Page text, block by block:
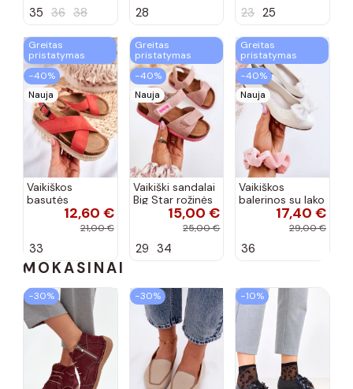
spalvos
35 36 38 28 23 25
Greitas
pristatymas
−40%
Nauja
Vaikiškos
basutės
koralinės12,60 €
21,00 €
33
Greitas
pristatymas
−40%
Nauja
Vaikiški sandalai
Big Star rožinės
spalvos15,00 €
25,00 €
29 34
Greitas
pristatymas
−40%
Nauja
Vaikiškos
balerinos su lako
efektu ir
kaspinais baltos
17,40 €
29,00 €
36
MOKASINAI
−30% −30% −10%